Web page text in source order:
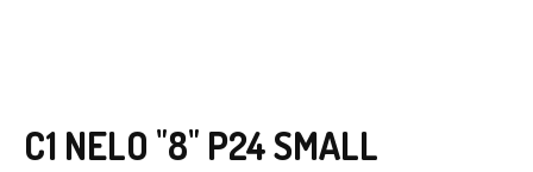
C1 NELO "8" P24 SMALL